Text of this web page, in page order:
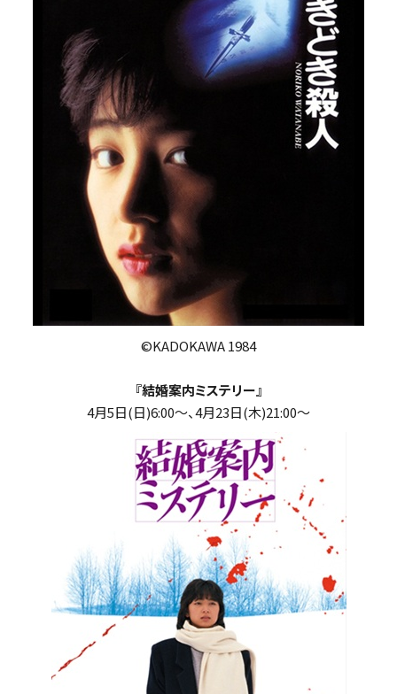
©KADOKAWA 1984
『結婚案内ミステリー』
4月5日(日)6:00～、4月23日(木)21:00～